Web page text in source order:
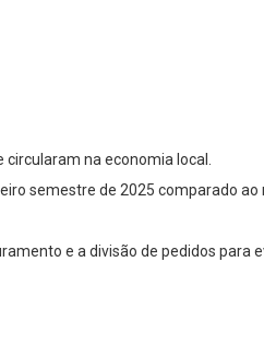
na economia local.
semestre de 2025 comparado ao
e a divisão de pedidos para